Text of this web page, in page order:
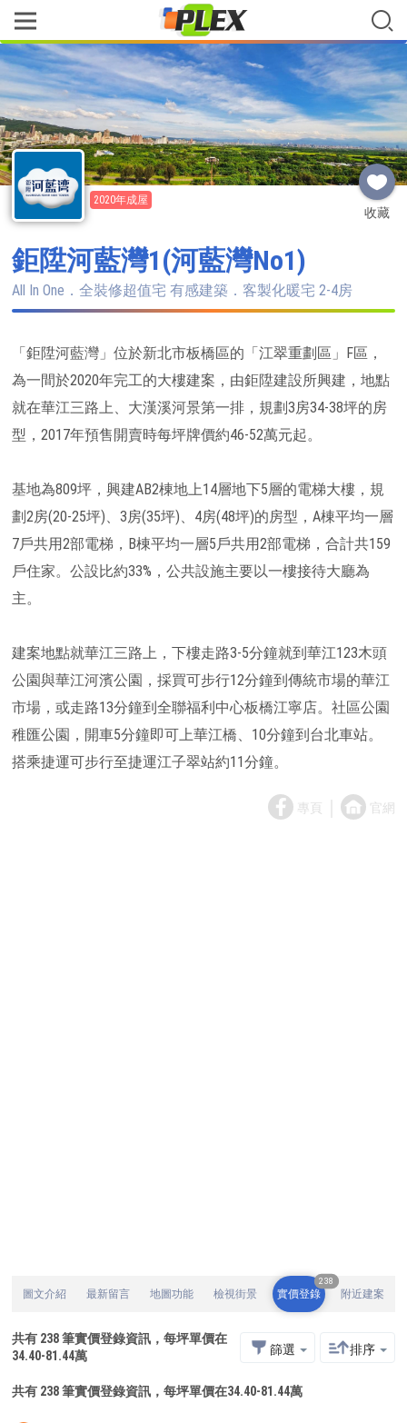
收藏
2020年成屋
鉅陞河藍灣1(河藍灣No1)
All In One．全裝修超值宅 有感建築．客製化暖宅 2-4房
「鉅陞河藍灣」位於新北市板橋區的「江翠重劃區」F區，
為一間於2020年完工的大樓建案，由鉅陞建設所興建，地點
就在華江三路上、大漢溪河景第一排，規劃3房34-38坪的房
型，2017年預售開賣時每坪牌價約46-52萬元起。
基地為809坪，興建AB2棟地上14層地下5層的電梯大樓，規
劃2房(20-25坪)、3房(35坪)、4房(48坪)的房型，A棟平均一層
7戶共用2部電梯，B棟平均一層5戶共用2部電梯，合計共159
戶住家。公設比約33%，公共設施主要以一樓接待大廳為
主。
建案地點就華江三路上，下樓走路3-5分鐘就到華江123木頭
公園與華江河濱公園，採買可步行12分鐘到傳統市場的華江
市場，或走路13分鐘到全聯福利中心板橋江寧店。社區公園
稚匯公園，開車5分鐘即可上華江橋、10分鐘到台北車站。
搭乘捷運可步行至捷運江子翠站約11分鐘。
專頁 官網
圖文介紹 最新留言 地圖功能 檢視街景 實價登錄
238
附近建案
共有 238筆實價登錄資訊，每坪單價在
34.40-81.44萬 篩選 排序
共有 238 筆實價登錄資訊，每坪單價在34.40-81.44萬